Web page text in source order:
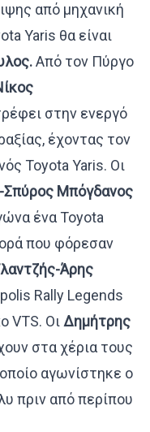
από μηχανική
Yaris θα είναι
Από τον Πύργο
στην ενεργό
έχοντας τον
Toyota Yaris. Οι
Σπύρος Μπόγδανος
ένα Toyota
που φόρεσαν
Άρης
Rally Legends
VTS. Οι Δημήτρης
στα χέρια τους
αγωνίστηκε ο
πριν από περίπου